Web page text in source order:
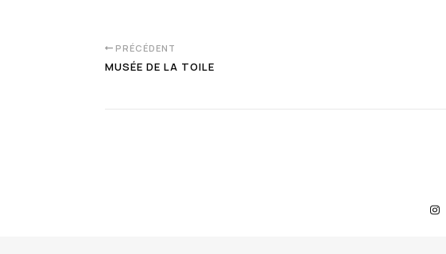
PRÉCÉDENT
MUSÉE DE LA TOILE